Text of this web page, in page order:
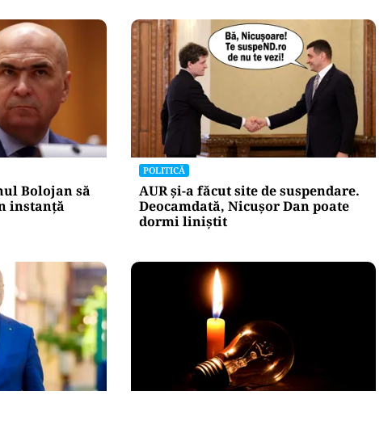
Bolojan să
instanță
POLITICĂ
AUR și-a făcut site de suspendare.
Deocamdată, Nicușor Dan poate
dormi liniștit